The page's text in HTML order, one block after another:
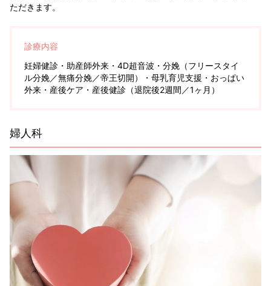
ただきます。
診療内容
妊婦健診・助産師外来・4D超音波・分娩（フリースタイ
ル分娩／無痛分娩／帝王切開）・母乳育児支援・おっぱい
外来・産後ケア・産後健診（退院後2週間／1ヶ月）
婦人科